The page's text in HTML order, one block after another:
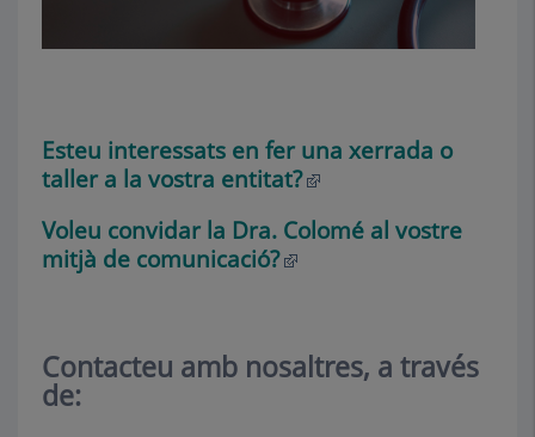
Esteu interessats en fer una xerrada o
taller a la vostra entitat?
Voleu convidar la Dra. Colomé al vostre
mitjà de comunicació?
Contacteu amb nosaltres, a través
de: